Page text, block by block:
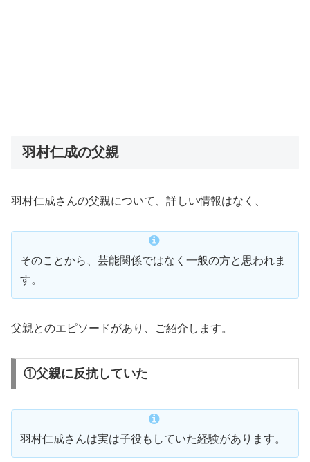
羽村仁成の父親
羽村仁成さんの父親について、詳しい情報はなく、
そのことから、芸能関係ではなく一般の方と思われま
す。
父親とのエピソードがあり、ご紹介します。
①父親に反抗していた
羽村仁成さんは実は子役もしていた経験があります。